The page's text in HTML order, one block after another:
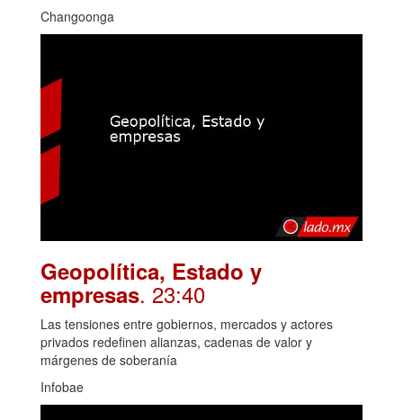
Changoonga
Geopolítica, Estado y
empresas. 23:40
Las tensiones entre gobiernos, mercados y actores
privados redefinen alianzas, cadenas de valor y
márgenes de soberanía
Infobae